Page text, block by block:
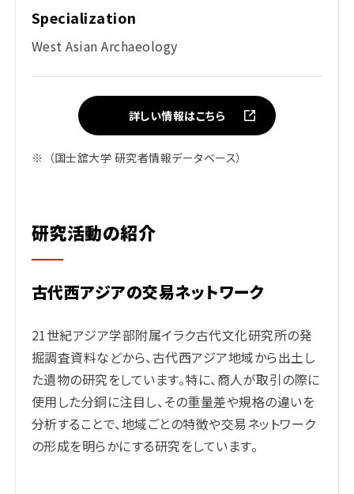
Specialization
West Asian Archaeology
詳しい情報はこちら
※ （国士舘大学 研究者情報データベース）
研究活動の紹介
古代西アジアの交易ネットワーク
21世紀アジア学部附属イラク古代文化研究所の発
掘調査資料などから、古代西アジア地域から出土し
た遺物の研究をしています。特に、商人が取引の際に
使用した分銅に注目し、その重量差や規格の違いを
分析することで、地域ごとの特徴や交易ネットワーク
の形成を明らかにする研究をしています。